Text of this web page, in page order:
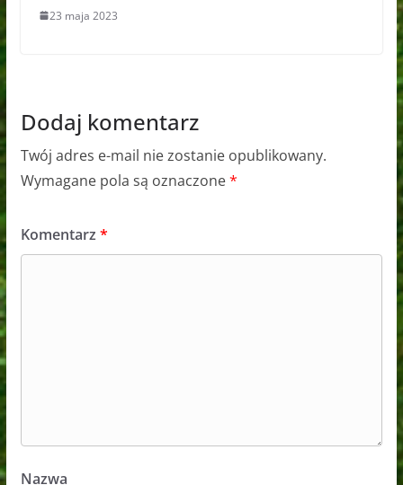
23 maja 2023
Dodaj komentarz
Twój adres e-mail nie zostanie opublikowany.
Wymagane pola są oznaczone*
Komentarz *
Nazwa